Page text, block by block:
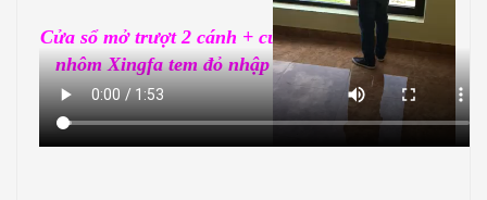
Cửa sổ mở trượt 2 cánh + cửa đi mở quay 1 cánh
nhôm Xingfa tem đỏ nhập khẩu Quảng Đông